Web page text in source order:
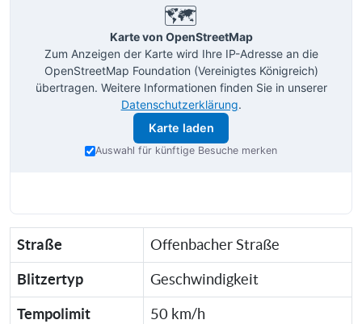
🗺️
Karte von OpenStreetMap
Zum Anzeigen der Karte wird Ihre IP-Adresse an die
OpenStreetMap Foundation (Vereinigtes Königreich)
übertragen. Weitere Informationen finden Sie in unserer
Datenschutzerklärung.
Karte laden
Auswahl für künftige Besuche merken
Straße Offenbacher Straße
Blitzertyp Geschwindigkeit
Tempolimit 50 km/h